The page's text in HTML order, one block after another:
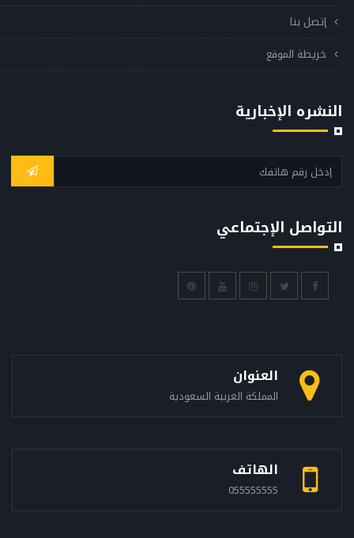
إتصل بنا
خريطة الموقع
النشره الإخبارية
التواصل الإجتماعي
العنوان
المملكة العربية السعودية
الهاتف
055555555